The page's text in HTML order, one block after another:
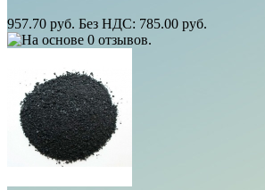
957.70 руб. Без НДС: 785.00 руб.